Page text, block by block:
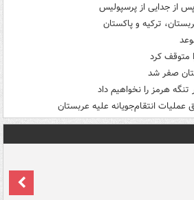
از جدایی از پرسپولیس
ترکیه و پاکستان
متوقف کرد
صفر شد
هرمز را نخواهیم داد
انتقام‌جویانه علیه عربستان